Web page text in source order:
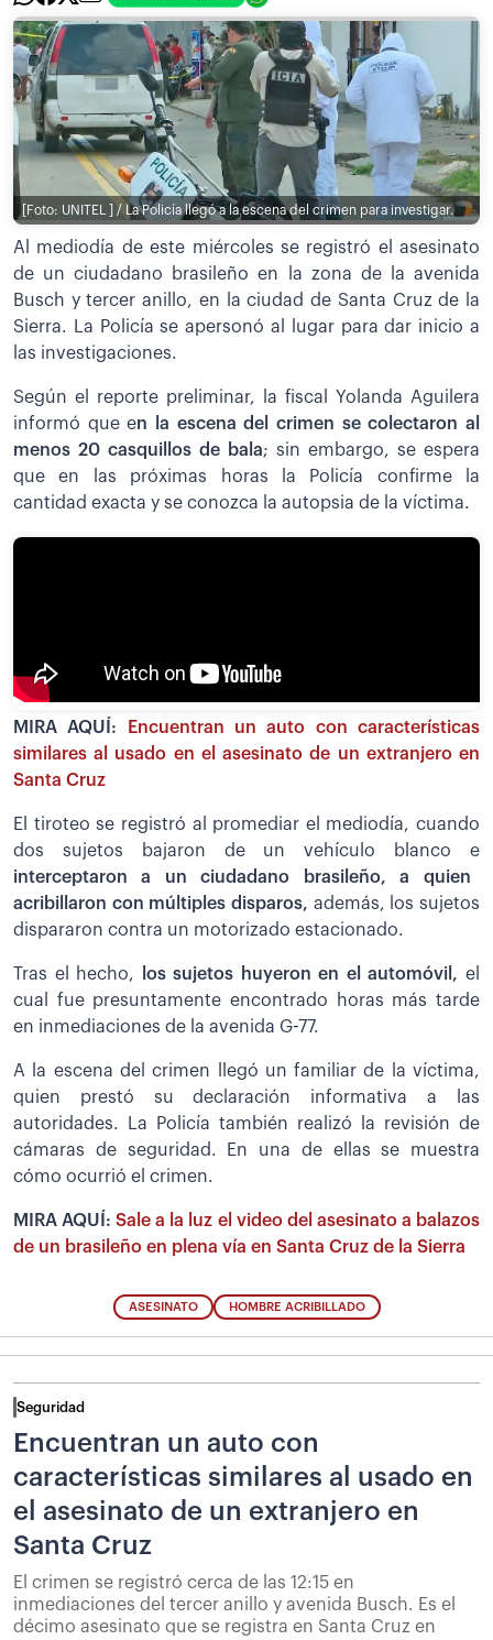
[Foto: UNITEL ] / La Policía llegó a la escena del crimen para investigar.
Al mediodía de este miércoles se registró el asesinato
de un ciudadano brasileño en la zona de la avenida
Busch y tercer anillo, en la ciudad de Santa Cruz de la
Sierra. La Policía se apersonó al lugar para dar inicio a
las investigaciones.
Según el reporte preliminar, la fiscal Yolanda Aguilera
informó que en la escena del crimen se colectaron al
menos 20 casquillos de bala; sin embargo, se espera
que en las próximas horas la Policía confirme la
cantidad exacta y se conozca la autopsia de la víctima.
MIRA AQUÍ:
Encuentran un auto con características
similares al usado en el asesinato de un extranjero en
Santa Cruz
El tiroteo se registró al promediar el mediodía, cuando
dos sujetos bajaron de un vehículo blanco e
interceptaron a un ciudadano brasileño, a quien
acribillaron con múltiples disparos, además, los sujetos
dispararon contra un motorizado estacionado.
Tras el hecho, los sujetos huyeron en el automóvil,el
cual fue presuntamente encontrado horas más tarde
en inmediaciones de la avenida G-77.
A la escena del crimen llegó un familiar de la víctima,
quien prestó su declaración informativa a las
autoridades. La Policía también realizó la revisión de
cámaras de seguridad. En una de ellas se muestra
cómo ocurrió el crimen.
MIRA AQUÍ:Sale a la luz el video del asesinato a balazos
de un brasileño en plena vía en Santa Cruz de la Sierra
ASESINATO HOMBRE ACRIBILLADO
Seguridad
Encuentran un auto con
características similares al usado en
el asesinato de un extranjero en
Santa Cruz
El crimen se registró cerca de las 12:15 en
inmediaciones del tercer anillo y avenida Busch. Es el
décimo asesinato que se registra en Santa Cruz en